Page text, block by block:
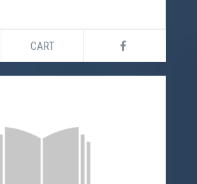
CART